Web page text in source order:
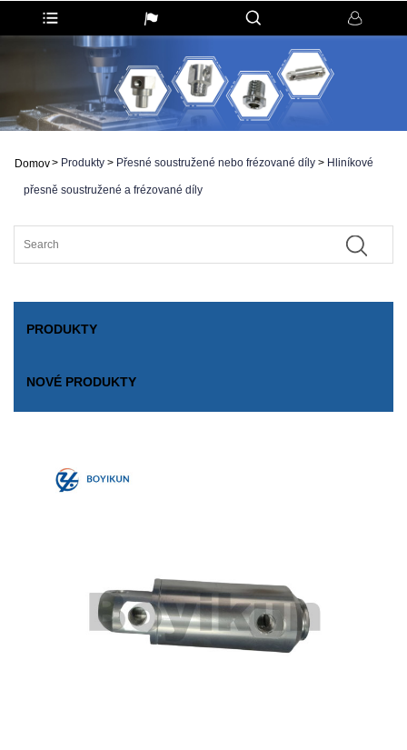
Domov> Produkty > Přesné soustružené nebo frézované díly > Hliníkové
přesně soustružené a frézované díly
PRODUKTY
NOVÉ PRODUKTY